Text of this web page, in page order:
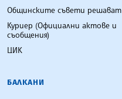
Общинските съвети решават
Куриер (Официални актове и
съобщения)
ЦИК
БАЛКАНИ